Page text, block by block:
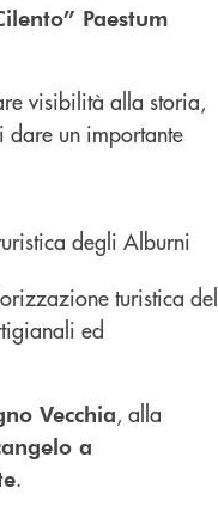
Paestum
visibilità alla storia,
dare un importante
turistica del
ed
Vecchia, alla
a
.